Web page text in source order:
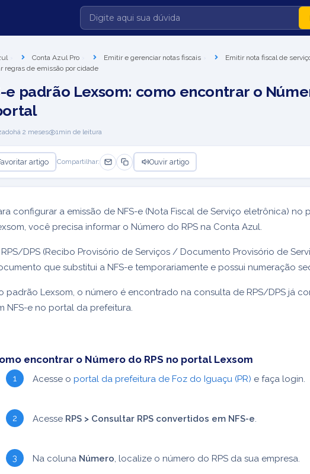
Conta Azul Pro Emitir e gerenciar notas fiscais
Emitir nota fiscal de
regras de emissão por cidade
e padrão Lexsom: como encontrar o
há 2 meses 1min de leitura
artigo Compartilhar: Ouvir artigo
configurar a emissão de NFS-e (Nota Fiscal de Serviço eletrônica) no
você precisa informar o Número do RPS na Conta Azul.
RPS/DPS (Recibo Provisório de Serviços / Documento Provisório de
que substitui a NFS-e temporariamente e possui numeração
padrão Lexsom, o número é encontrado na consulta de RPS/DPS já
NFS-e no portal da prefeitura.
encontrar o Número do RPS no portal Lexsom
Acesse o portal da prefeitura de Foz do Iguaçu (PR) e faça login.
Acesse RPS > Consultar RPS convertidos em NFS-e.
Na coluna Número, localize o número do RPS da sua empresa.